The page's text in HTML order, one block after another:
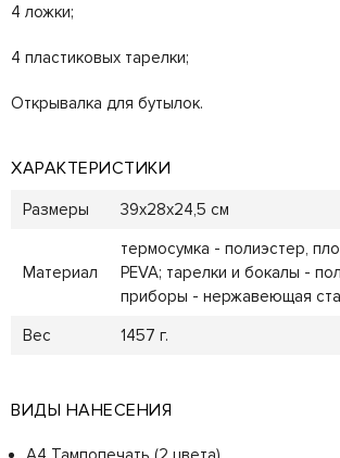
4 ложки;
4 пластиковых тарелки;
Открывалка для бутылок.
ХАРАКТЕРИСТИКИ
Размеры 39x28x24,5 см
Материал
термосумка - полиэстер,
PEVA; тарелки и бокалы -
приборы - нержавеющая
Вес
1457 г.
ВИДЫ НАНЕСЕНИЯ